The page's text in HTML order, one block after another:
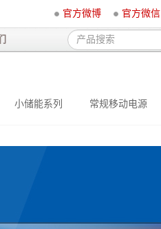
官方微博 官方微信
小储能系列 常规移动电源